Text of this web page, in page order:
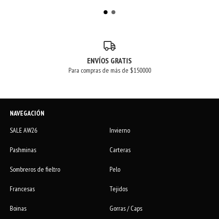
ENVÍOS GRATIS
Para compras de más de $150000
NAVEGACIÓN
SALE AW26
Invierno
Pashminas Carteras
Sombreros de fieltro Pelo
Francesas Tejidos
Boinas Gorras / Caps